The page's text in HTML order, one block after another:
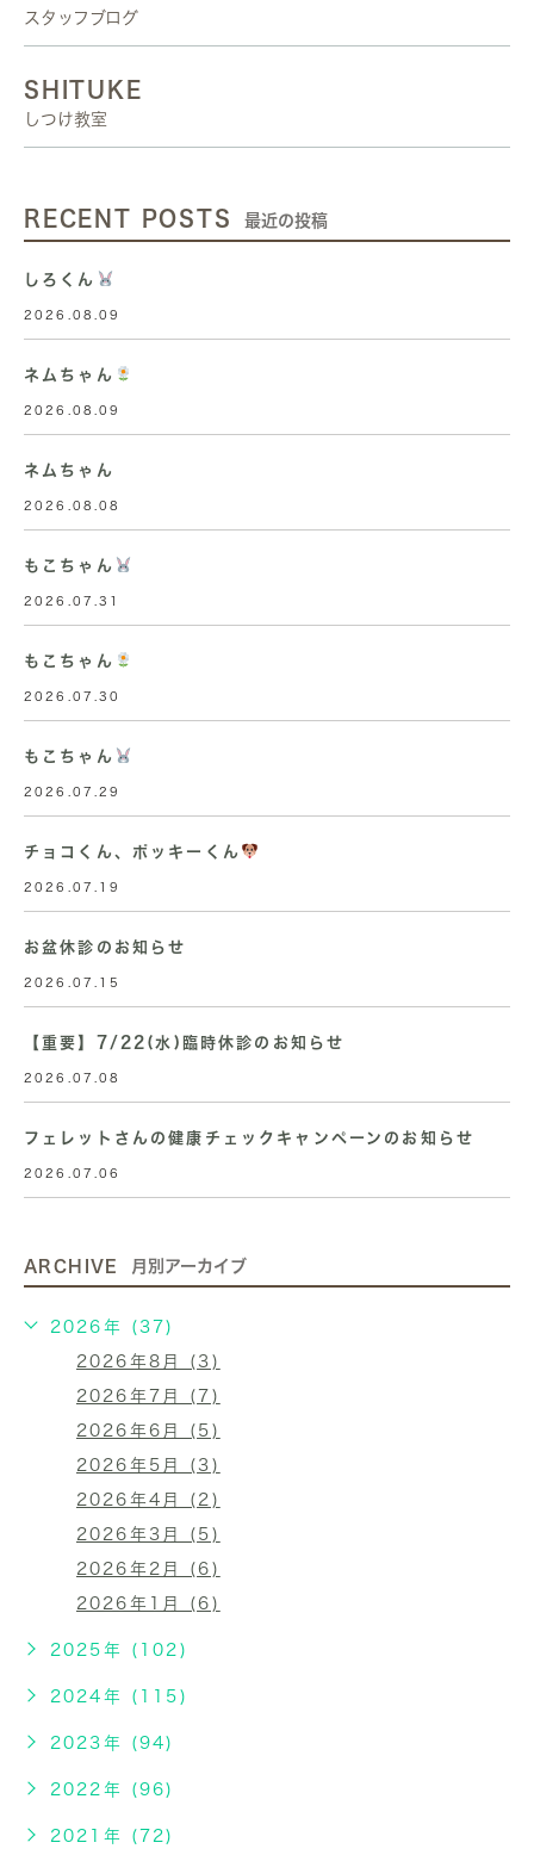
スタッフブログ
SHITUKE
しつけ教室
RECENT POSTS 最近の投稿
しろくん
2026.08.09
ネムちゃん
2026.08.09
ネムちゃん
2026.08.08
もこちゃん
2026.07.31
もこちゃん
2026.07.30
もこちゃん
2026.07.29
チョコくん、ポッキーくん
2026.07.19
お盆休診のお知らせ
2026.07.15
【重要】7/22(水)臨時休診のお知らせ
2026.07.08
フェレットさんの健康チェックキャンペーンのお知らせ
2026.07.06
ARCHIVE 月別アーカイブ
2026年 (37)
2026年8月 (3)
2026年7月 (7)
2026年6月 (5)
2026年5月 (3)
2026年4月 (2)
2026年3月 (5)
2026年2月 (6)
2026年1月 (6)
2025年 (102)
2024年 (115)
2023年 (94)
2022年 (96)
2021年 (72)